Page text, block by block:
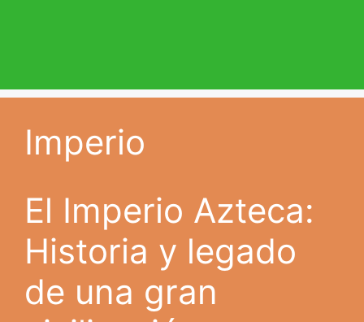
Imperio
El Imperio Azteca:
Historia y legado
de una gran